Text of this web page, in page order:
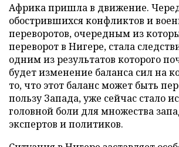
Африка пришла в движение.
обострившихся конфликтов и
переворотов, очередным из
переворот в Нигере, стала
одним из результатов которого
будет изменение баланса сил на
то, что этот баланс может быть
пользу Запада, уже сейчас стало
головной боли для множества
экспертов и политиков.